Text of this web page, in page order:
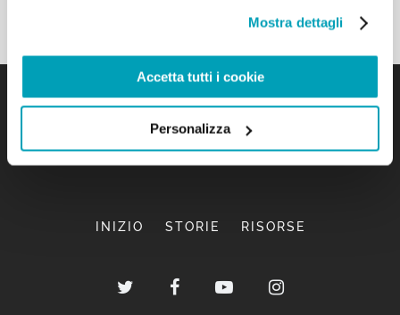
Mostra dettagli
Accetta tutti i cookie
Personalizza
INIZIO STORIE RISORSE